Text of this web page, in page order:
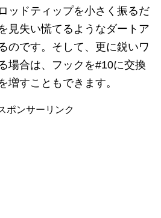
ッドティップを小さく振るだ
見失い慌てるようなダートア
のです。そして、更に鋭いワ
場合は、フックを#10に交換
増すこともできます。
ンサーリンク